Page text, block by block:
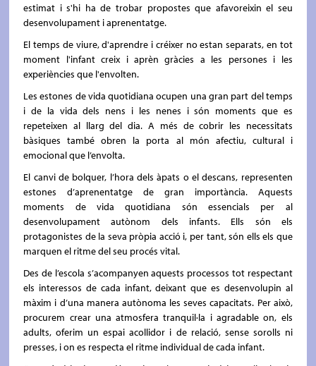
estimat i s'hi ha de trobar propostes que afavoreixin el seu
desenvolupament i aprenentatge.
El temps de viure, d'aprendre i créixer no estan separats, en tot
moment l'infant creix i aprèn gràcies a les persones i les
experiències que l'envolten.
Les estones de vida quotidiana ocupen una gran part del temps
i de la vida dels nens i les nenes i són moments que es
repeteixen al llarg del dia. A més de cobrir les necessitats
bàsiques també obren la porta al món afectiu, cultural i
emocional que l’envolta.
El canvi de bolquer, l’hora dels àpats o el descans, representen
estones d’aprenentatge de gran importància. Aquests
moments de vida quotidiana són essencials per al
desenvolupament autònom dels infants. Ells són els
protagonistes de la seva pròpia acció i, per tant, són ells els que
marquen el ritme del seu procés vital.
Des de l’escola s’acompanyen aquests processos tot respectant
els interessos de cada infant, deixant que es desenvolupin al
màxim i d’una manera autònoma les seves capacitats. Per això,
procurem crear una atmosfera tranquil·la i agradable on, els
adults, oferim un espai acollidor i de relació, sense sorolls ni
presses, i on es respecta el ritme individual de cada infant.